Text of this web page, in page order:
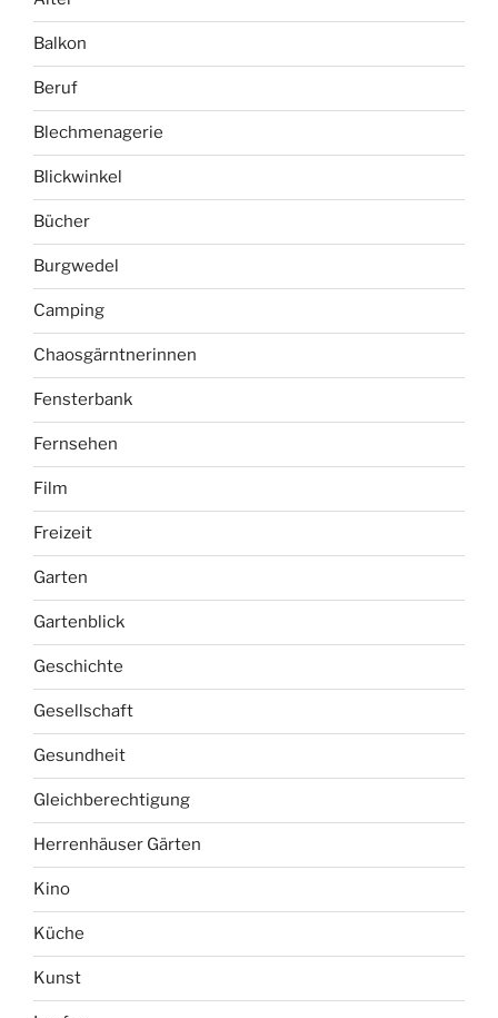
Balkon
Beruf
Blechmenagerie
Blickwinkel
Bücher
Burgwedel
Camping
Chaosgärntnerinnen
Fensterbank
Fernsehen
Film
Freizeit
Garten
Gartenblick
Geschichte
Gesellschaft
Gesundheit
Gleichberechtigung
Herrenhäuser Gärten
Kino
Küche
Kunst